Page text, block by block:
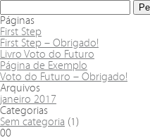
Páginas
First Step
First Step – Obrigado!
Livro Voto do Futuro
Página de Exemplo
Voto do Futuro – Obrigado!
Arquivos
janeiro 2017
Categorias
Sem categoria (1)
00